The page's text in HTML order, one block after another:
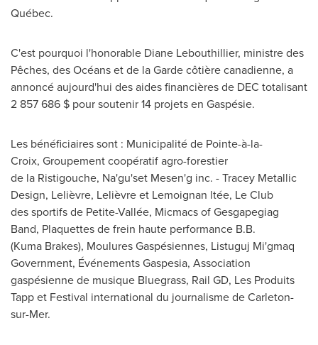
Québec.
C'est pourquoi l'honorable Diane Lebouthillier, ministre des
Pêches, des Océans et de la Garde côtière canadienne, a
annoncé aujourd'hui des aides financières de DEC totalisant
2 857 686 $ pour soutenir 14 projets en Gaspésie.
Les bénéficiaires sont : Municipalité de Pointe-à-la-
Croix, Groupement coopératif agro-forestier
de la Ristigouche, Na'gu'set Mesen'g inc. - Tracey Metallic
Design, Lelièvre, Lelièvre et Lemoignan ltée, Le Club
des sportifs de Petite-Vallée, Micmacs of Gesgapegiag
Band, Plaquettes de frein haute performance B.B.
(Kuma Brakes), Moulures Gaspésiennes, Listuguj Mi'gmaq
Government, Événements Gaspesia, Association
gaspésienne de musique Bluegrass, Rail GD, Les Produits
Tapp et Festival international du journalisme de Carleton-
sur-Mer.